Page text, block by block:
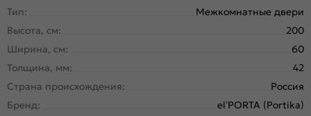
Тип:
Межкомнатные двери
Высота, см:
200
Ширина, см:
60
Толщина, мм:
42
Страна происхождения:
Россия
Бренд:
el’PORTA (Portika)